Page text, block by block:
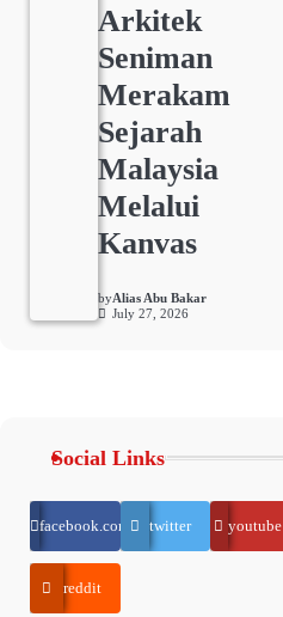
Arkitek
Seniman
Merakam
Sejarah
Malaysia
Melalui
Kanvas
byAlias Abu Bakar
July 27, 2026
Social Links
facebook.com twitter youtube
reddit